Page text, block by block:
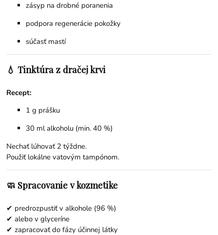
zásyp na drobné poranenia
podpora regenerácie pokožky
súčasť mastí
💧 Tinktúra z dračej krvi
Recept:
1 g prášku
30 ml alkoholu (min. 40 %)
Nechať lúhovať 2 týždne.
Použiť lokálne vatovým tampónom.
🧼 Spracovanie v kozmetike
✔ predrozpustiť v alkohole (96 %)
✔ alebo v glyceríne
✔ zapracovať do fázy účinnej látky